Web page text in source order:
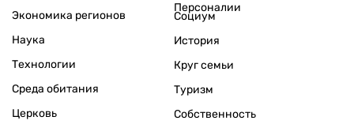
Экономика регионов
Персоналии
Наука
Технологии
Среда обитания
Церковь
Социум
История
Круг семьи
Туризм
Собственность